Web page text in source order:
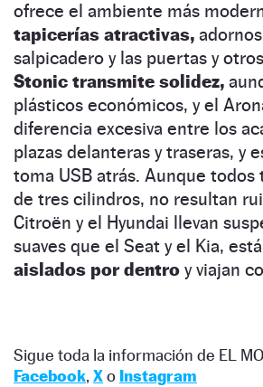
ofrece el ambiente más
tapicerías atractivas,
salpicadero y las puertas y
Stonic transmite solidez,
plásticos económicos, y el
diferencia excesiva entre los
plazas delanteras y traseras, y
toma USB atrás. Aunque
de tres cilindros, no resultan
Citroën y el Hyundai llevan
suaves que el Seat y el Kia,
aislados por dentro y viajan
Sigue toda la información de EL
Facebook, Xo Instagram